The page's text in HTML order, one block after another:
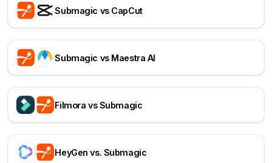
Submagic vs CapCut
Submagic vs Maestra AI
Filmora vs Submagic
HeyGen vs. Submagic